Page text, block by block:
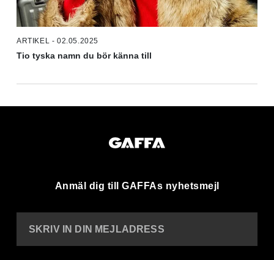
ARTIKEL - 02.05.2025
Tio tyska namn du bör känna till
Anmäl dig till GAFFAs nyhetsmejl
SKRIV IN DIN MEJLADRESS